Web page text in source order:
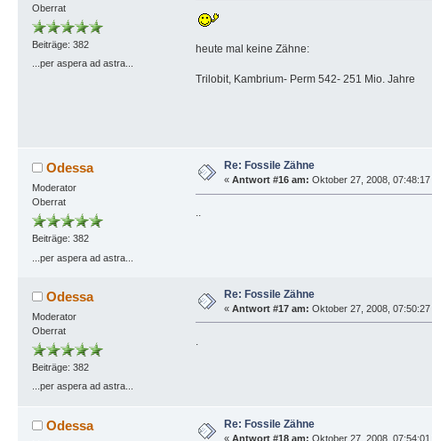
Oberrat
Beiträge: 382
...per aspera ad astra...
heute mal keine Zähne:
Trilobit, Kambrium- Perm 542- 251 Mio. Jahre
Odessa
Moderator
Oberrat
Beiträge: 382
...per aspera ad astra...
Re: Fossile Zähne
« Antwort #16 am: Oktober 27, 2008, 07:48:17
..
Odessa
Moderator
Oberrat
Beiträge: 382
...per aspera ad astra...
Re: Fossile Zähne
« Antwort #17 am: Oktober 27, 2008, 07:50:27
Odessa Re: Fossile Zähne
« Antwort #18 am: Oktober 27, 2008, 07:54:01